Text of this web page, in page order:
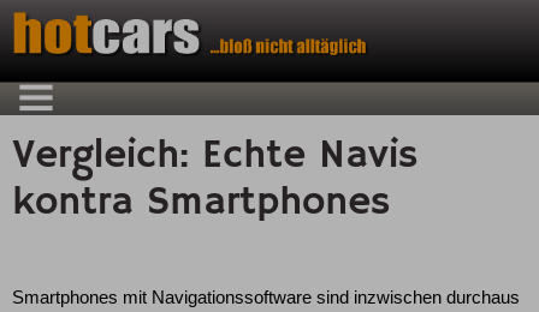
Vergleich: Echte Navis
kontra Smartphones
Smartphones mit Navigationssoftware sind inzwischen durchaus